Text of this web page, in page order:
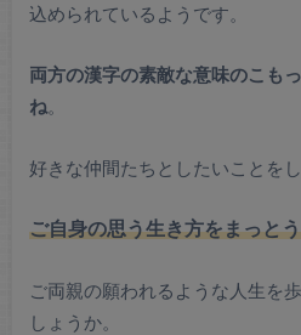
込められているようです。
両方の漢字の素敵な意味のこも
ね。
好きな仲間たちとしたいことを
ご自身の思う生き方をまっと
ご両親の願われるような人生を
しょうか。